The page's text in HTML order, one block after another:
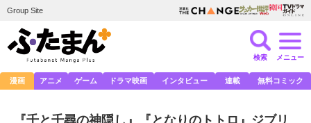
Group Site
検索 メニュー
漫画 アニメ ゲーム ドラマ映画 インタビュー 連載 無料コミック